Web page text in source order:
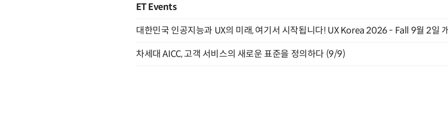
ET Events
대한민국 인공지능과 UX의 미래, 여기서 시작됩니다! UX Korea 2026 - Fall 9월 2일
차세대 AICC, 고객 서비스의 새로운 표준을 정의하다 (9/9)